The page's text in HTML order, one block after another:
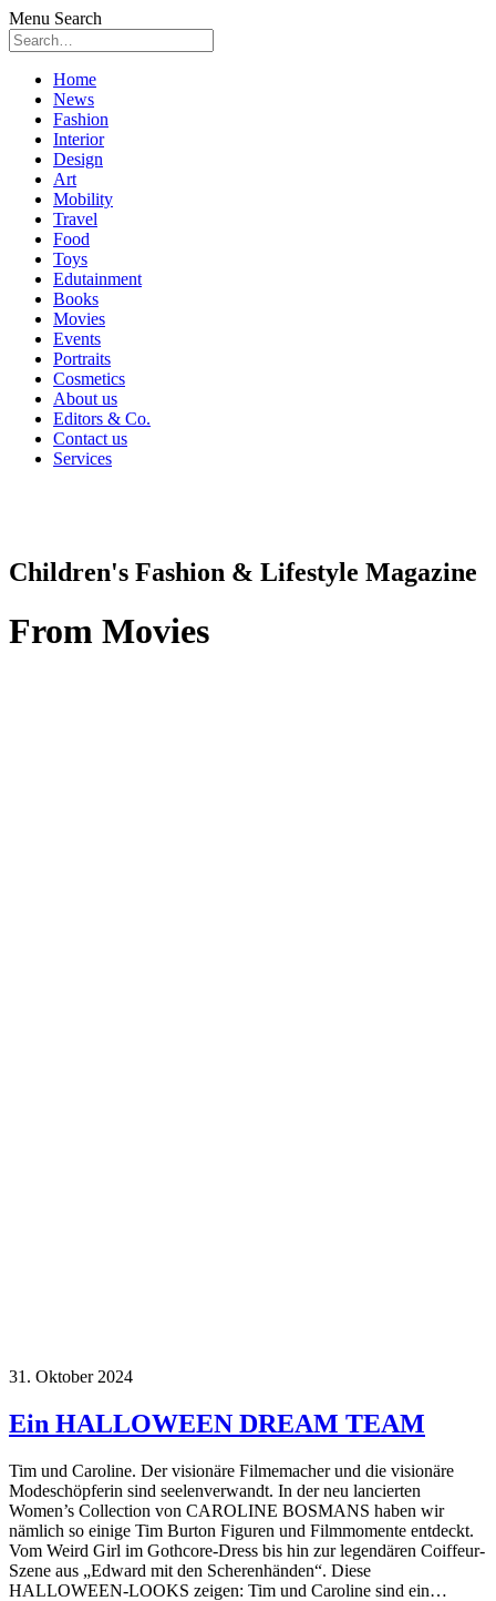
Menu Search
Skip
content
Home
News
Fashion
Interior
Design
Art
Mobility
Travel
Food
Toys
Edutainment
Books
Movies
Events
Portraits
Cosmetics
About us
Editors & Co.
Contact us
Services
Children's Fashion & Lifestyle Magazine
From Movies
31. Oktober 2024
Ein HALLOWEEN DREAM TEAM
Tim und Caroline. Der visionäre Filmemacher und die visionäre
Modeschöpferin sind seelenverwandt. In der neu lancierten
Women’s Collection von CAROLINE BOSMANS haben wir
nämlich so einige Tim Burton Figuren und Filmmomente entdeckt.
Vom Weird Girl im Gothcore-Dress bis hin zur legendären Coiffeur-
Szene aus „Edward mit den Scherenhänden“. Diese
HALLOWEEN-LOOKS zeigen: Tim und Caroline sind ein…